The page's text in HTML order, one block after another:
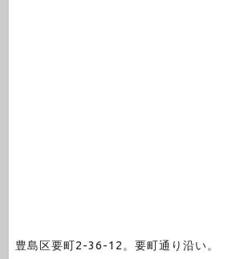
豊島区要町2-36-12。要町通り沿い。